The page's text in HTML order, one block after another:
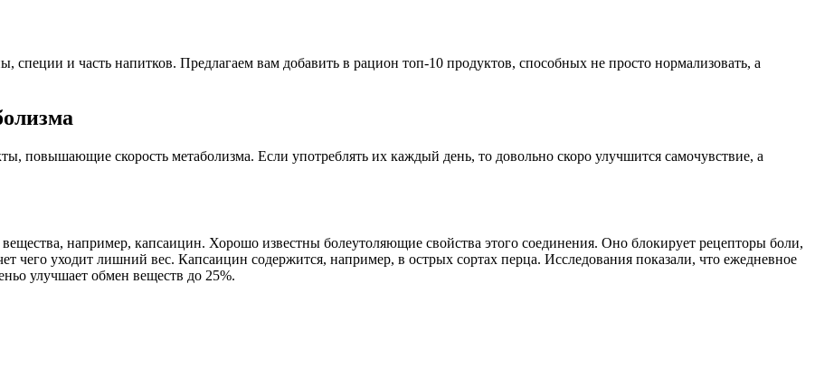
и часть напитков. Предлагаем вам добавить в рацион топ-10 продуктов, способных не просто нормализовать, а
повышающие скорость метаболизма. Если употреблять их каждый день, то довольно скоро улучшится самочувствие, а
например, капсаицин. Хорошо известны болеутоляющие свойства этого соединения. Оно блокирует рецепторы боли,
чего уходит лишний вес. Капсаицин содержится, например, в острых сортах перца. Исследования показали, что ежедневное
улучшает обмен веществ до 25%.